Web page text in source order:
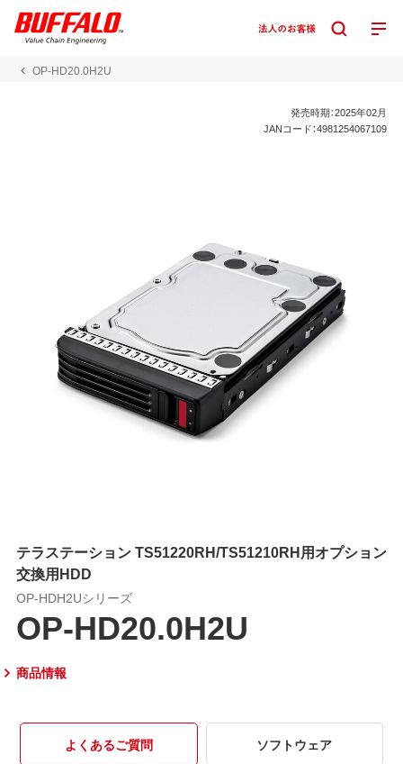
OP-HD20.0H2U
発売時期：2025年02月
JANコード：4981254067109
テラステーション TS51220RH/TS51210RH用オプション
交換用HDD
OP-HDH2Uシリーズ
OP-HD20.0H2U
商品情報
よくあるご質問 ソフトウェア